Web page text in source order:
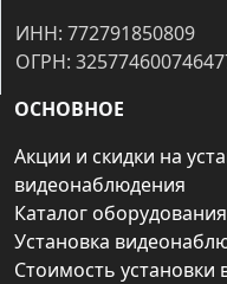
ИНН: 772791850809
ОГРН:
ОСНОВНОЕ
Акции и скидки на
видеонаблюдения
Каталог
Установка
Стоимость